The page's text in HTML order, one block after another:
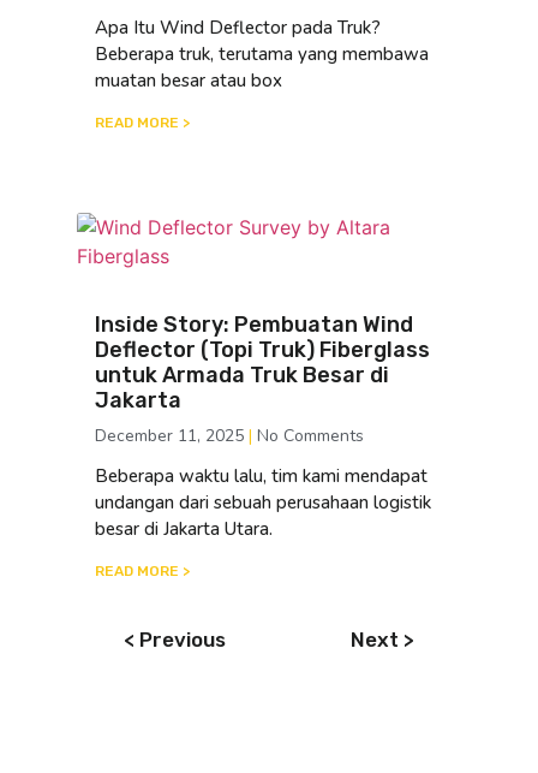
Apa Itu Wind Deflector pada Truk?
Beberapa truk, terutama yang membawa
muatan besar atau box
READ MORE >
Inside Story: Pembuatan Wind
Deflector (Topi Truk) Fiberglass
untuk Armada Truk Besar di
Jakarta
December 11, 2025 No Comments
Beberapa waktu lalu, tim kami mendapat
undangan dari sebuah perusahaan logistik
besar di Jakarta Utara.
READ MORE >
< Previous Next >